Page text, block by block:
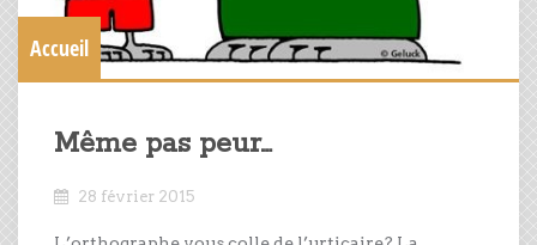
Accueil
Même pas peur…
28 février 2015